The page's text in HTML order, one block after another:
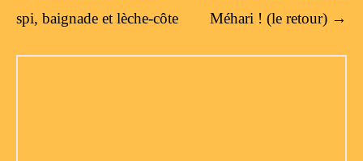
spi, baignade et lèche-côte
Méhari ! (le retour) →